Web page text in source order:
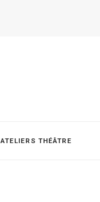
ATELIERS THÉÂTRE